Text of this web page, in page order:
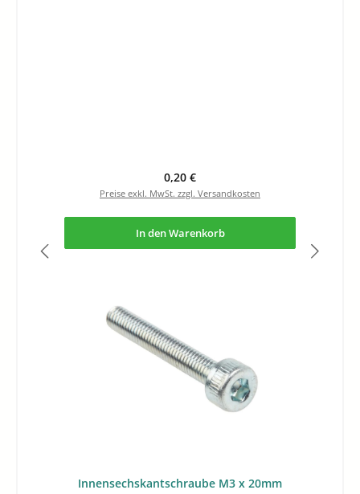
Regulärer Preis:
0,20 €
Preise exkl. MwSt. zzgl. Versandkosten
In den Warenkorb
Innensechskantschraube M3 x 20mm